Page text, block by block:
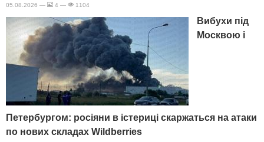
05.08.2026 — 4 — 1104
Вибухи під
Москвою і
Петербургом: росіяни в істериці скаржаться на атаки
по нових складах Wildberries